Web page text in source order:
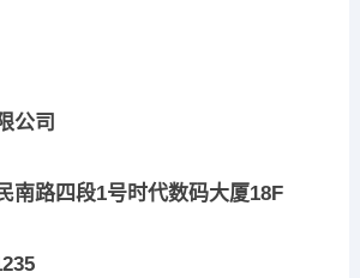
公司
南路四段1号时代数码大厦18F